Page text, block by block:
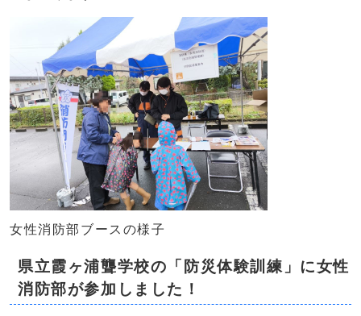
女性消防部ブースの様子
県立霞ヶ浦聾学校の「防災体験訓練」に女性
消防部が参加しました！